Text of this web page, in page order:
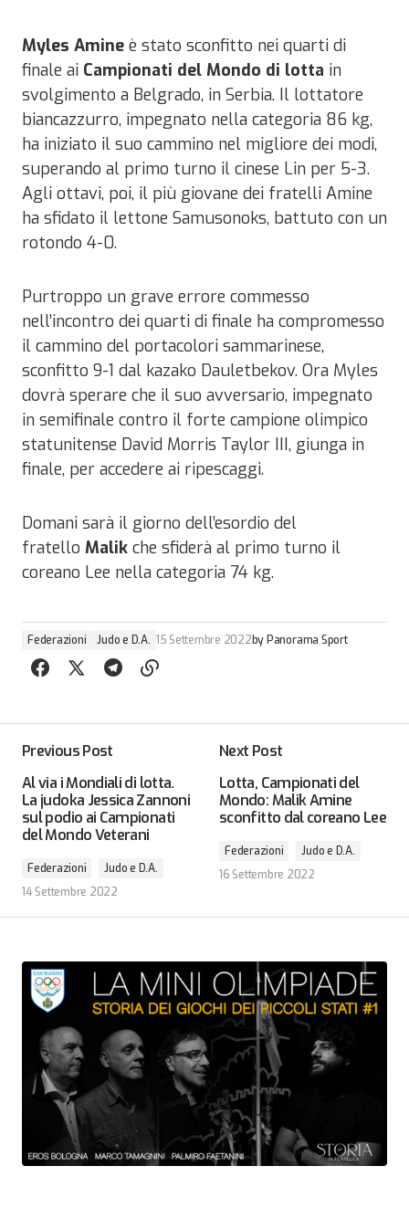
Myles Amine è stato sconfitto nei quarti di
finale ai Campionati del Mondo di lotta in
svolgimento a Belgrado, in Serbia. Il lottatore
biancazzurro, impegnato nella categoria 86 kg,
ha iniziato il suo cammino nel migliore dei modi,
superando al primo turno il cinese Lin per 5-3.
Agli ottavi, poi, il più giovane dei fratelli Amine
ha sfidato il lettone Samusonoks, battuto con un
rotondo 4-0.
Purtroppo un grave errore commesso
nell’incontro dei quarti di finale ha compromesso
il cammino del portacolori sammarinese,
sconfitto 9-1 dal kazako Dauletbekov. Ora Myles
dovrà sperare che il suo avversario, impegnato
in semifinale contro il forte campione olimpico
statunitense David Morris Taylor III, giunga in
finale, per accedere ai ripescaggi.
Domani sarà il giorno dell’esordio del
fratello Malik che sfiderà al primo turno il
coreano Lee nella categoria 74 kg.
Federazioni Judo e D.A. 15 Settembre 2022byPanorama Sport
Previous Post
Al via i Mondiali di lotta.
La judoka Jessica Zannoni
sul podio ai Campionati
del Mondo Veterani
Federazioni
Judo e D.A.
14 Settembre 2022
Next Post
Lotta, Campionati del
Mondo: Malik Amine
sconfitto dal coreano Lee
Federazioni
Judo e D.A.
16 Settembre 2022